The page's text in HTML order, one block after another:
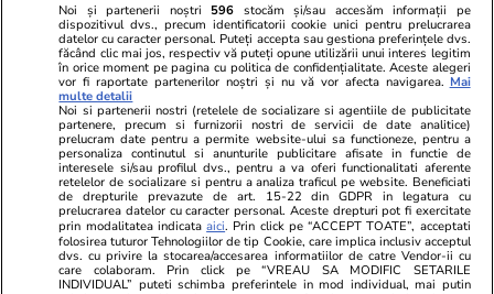
Lifestyle 01 aug.
Faimoșii adidași „murdari” care
costă o avere ajung în România:
Horoscop
Horoscop 2
sunt printre
Noi și partenerii noștri 596 stocăm și/sau accesăm informații pe
dispozitivul dvs., precum identificatorii cookie unici pentru prelucrarea
datelor cu caracter personal. Puteți accepta sau gestiona preferințele dvs.
făcând clic mai jos, respectiv vă puteți opune utilizării unui interes legitim
în orice moment pe pagina cu politica de confidențialitate. Aceste alegeri
vor fi raportate partenerilor noștri și nu vă vor afecta navigarea. Mai
multe detalii
Noi si partenerii nostri (retelele de socializare si agentiile de publicitate
partenere, precum si furnizorii nostri de servicii de date analitice)
prelucram date pentru a permite website-ului sa functioneze, pentru a
personaliza continutul si anunturile publicitare afisate in functie de
interesele si/sau profilul dvs., pentru a va oferi functionalitati aferente
retelelor de socializare si pentru a analiza traficul pe website. Beneficiati
de drepturile prevazute de art. 15-22 din GDPR in legatura cu
prelucrarea datelor cu caracter personal. Aceste drepturi pot fi exercitate
prin modalitatea indicataaici. Prin click pe “ACCEPT TOATE”, acceptati
folosirea tuturor Tehnologiilor de tip Cookie, care implica inclusiv acceptul
dvs. cu privire la stocarea/accesarea informatiilor de catre Vendor-ii cu
care colaboram. Prin click pe “VREAU SA MODIFIC SETARILE
INDIVIDUAL” puteti schimba preferintele in mod individual, mai putin